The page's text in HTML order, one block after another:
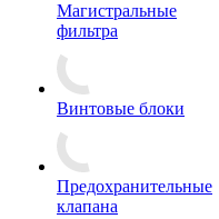
Магистральные
фильтра
Винтовые блоки
Предохранительные
клапана